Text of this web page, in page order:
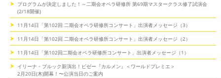
プログラムが決定しました！～二期会オペラ研修所 第69期マスタークラス修了試演会
(2/18開催)
11月14日「第102回 二期会オペラ研修所コンサート」出演者メッセージ（3）
11月14日「第102回 二期会オペラ研修所コンサート」出演者メッセージ（2）
11月14日「第102回二期会オペラ研修所コンサート」出演者メッセージ（1）
イリーナ・ブルック新演出！ビゼー『カルメン』＜ワールドプレミエ＞
2月20日(木)開幕！〜公演当日のご案内